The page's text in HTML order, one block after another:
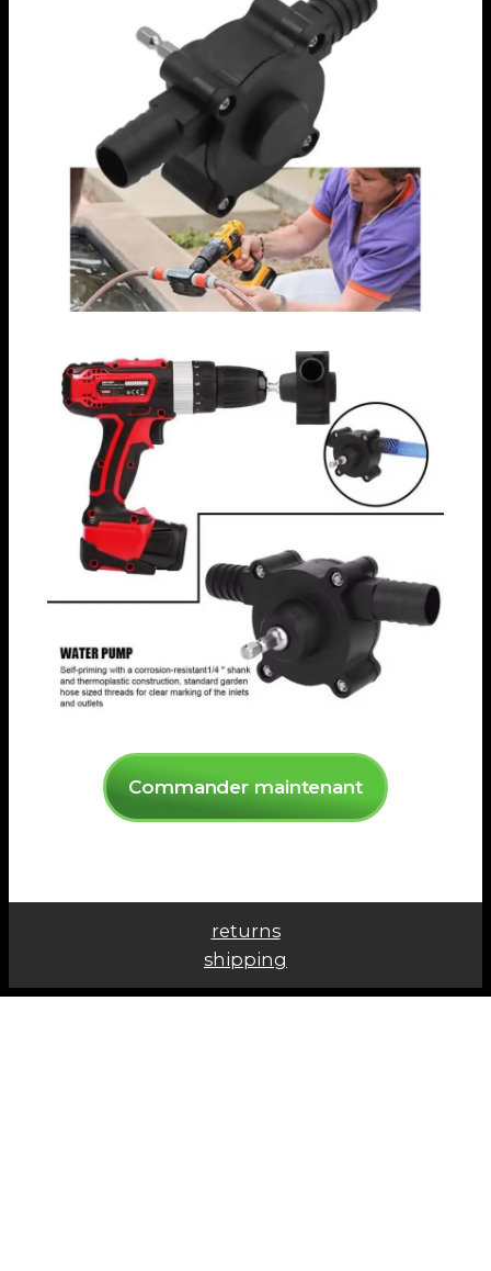
Commander maintenant
returns
shipping